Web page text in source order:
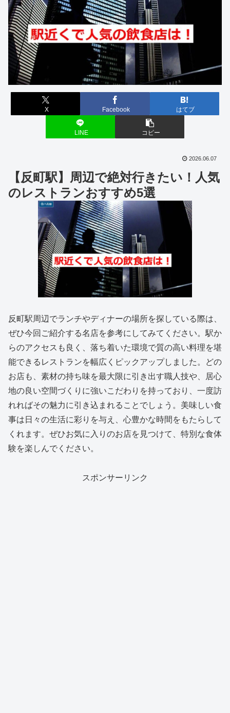
X Facebook はてブ
LINE コピー
2026.06.07
【反町駅】周辺で絶対行きたい！人気
のレストランおすすめ5選
反町駅周辺でランチやディナーの場所を探している際は、
ぜひ今回ご紹介する名店を参考にしてみてください。駅か
らのアクセスも良く、落ち着いた環境で質の高い料理を堪
能できるレストランを幅広くピックアップしました。どの
お店も、素材の持ち味を最大限に引き出す職人技や、居心
地の良い空間づくりに強いこだわりを持っており、一度訪
れればその魅力に引き込まれることでしょう。美味しい食
事は日々の生活に彩りを与え、心豊かな時間をもたらして
くれます。ぜひお気に入りのお店を見つけて、特別な食体
験を楽しんでください。
スポンサーリンク